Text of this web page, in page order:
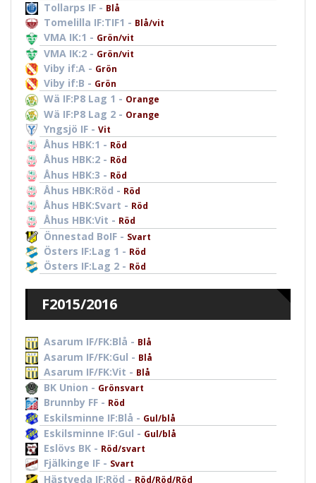
Tollarps IF - Blå
Tomelilla IF:TIF1 - Blå/vit
VMA IK:1 - Grön/vit
VMA IK:2 - Grön/vit
Viby if:A - Grön
Viby if:B - Grön
Wä IF:P8 Lag 1 - Orange
Wä IF:P8 Lag 2 - Orange
Yngsjö IF - Vit
Åhus HBK:1 - Röd
Åhus HBK:2 - Röd
Åhus HBK:3 - Röd
Åhus HBK:Röd - Röd
Åhus HBK:Svart - Röd
Åhus HBK:Vit - Röd
Önnestad BoIF - Svart
Östers IF:Lag 1 - Röd
Östers IF:Lag 2 - Röd
F2015/2016
Asarum IF/FK:Blå - Blå
Asarum IF/FK:Gul - Blå
Asarum IF/FK:Vit - Blå
BK Union - Grönsvart
Brunnby FF - Röd
Eskilsminne IF:Blå - Gul/blå
Eskilsminne IF:Gul - Gul/blå
Eslövs BK - Röd/svart
Fjälkinge IF - Svart
Hästveda IF:Röd - Röd/Röd/Röd